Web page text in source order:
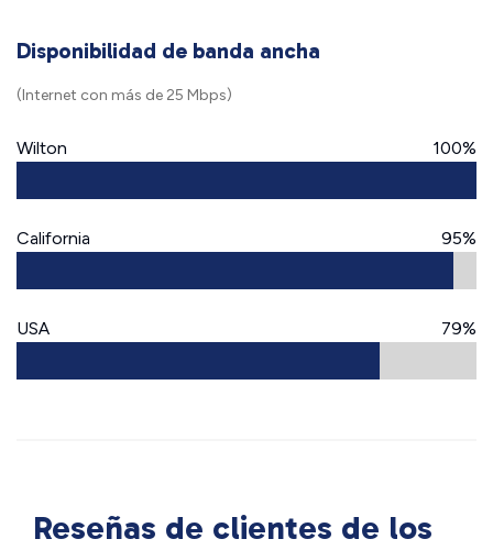
Disponibilidad de banda ancha
(Internet con más de 25 Mbps)
Wilton 100%
California 95%
USA 79%
Reseñas de clientes de los